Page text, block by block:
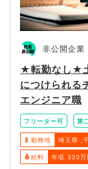
非公開企業
★転勤なし★
につけられる
エンジニア職
フリーター可 第
勤務地 埼玉県
給料 年収 320